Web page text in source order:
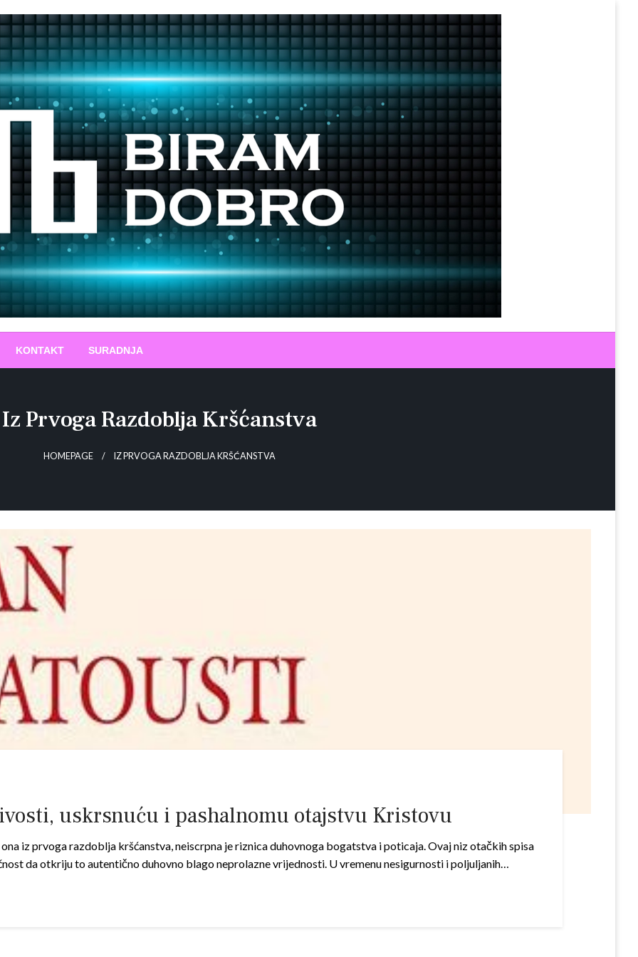
KONTAKT SURADNJA
Iz Prvoga Razdoblja Kršćanstva
HOMEPAGE IZ PRVOGA RAZDOBLJA KRŠĆANSTVA
uskrsnuću i pashalnomu otajstvu Kristovu
iz prvoga razdoblja kršćanstva, neiscrpna je riznica duhovnoga bogatstva i poticaja. Ovaj niz otačkih spisa
da otkriju to autentično duhovno blago neprolazne vrijednosti. U vremenu nesigurnosti i poljuljanih…